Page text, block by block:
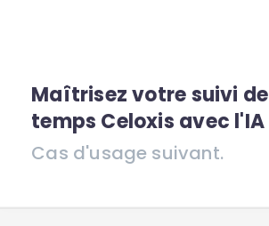
Maîtrisez votre suivi de
temps Celoxis avec l'IA
Cas d'usage suivant.